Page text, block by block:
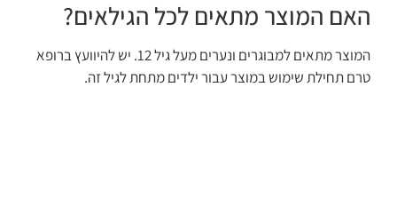
האם המוצר מתאים לכל הגילאים?
המוצר מתאים למבוגרים ונערים מעל גיל 12. יש להיוועץ ברופא
טרם תחילת שימוש במוצר עבור ילדים מתחת לגיל זה.